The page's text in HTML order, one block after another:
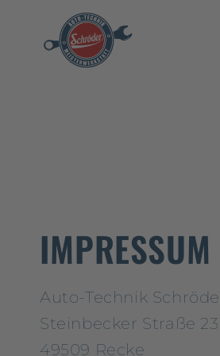
IMPRESSUM
Auto-Technik
Steinbecker Straße 23
49509 Recke